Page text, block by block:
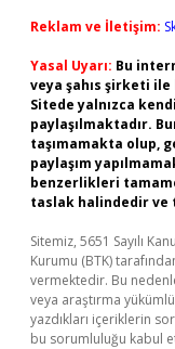
Reklam ve İletişim:
Yasal Uyarı: Bu
veya şahıs şirketi
Sitede yalnızca
paylaşılmaktadır.
taşımamakta olup,
paylaşım
benzerlikleri
taslak halindedir ve
Sitemiz, 5651 Sayılı
Kurumu (BTK)
vermektedir. Bu
veya araştırma
yazdıkları içeriklerin
bu sorumluluğu kabul